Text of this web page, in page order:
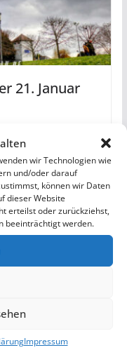
wir Technologien wie
und/oder darauf
können wir Daten
dieser Website
erteilst oder zurückziehst,
beeinträchtigt werden.
Impressum
21. Januar